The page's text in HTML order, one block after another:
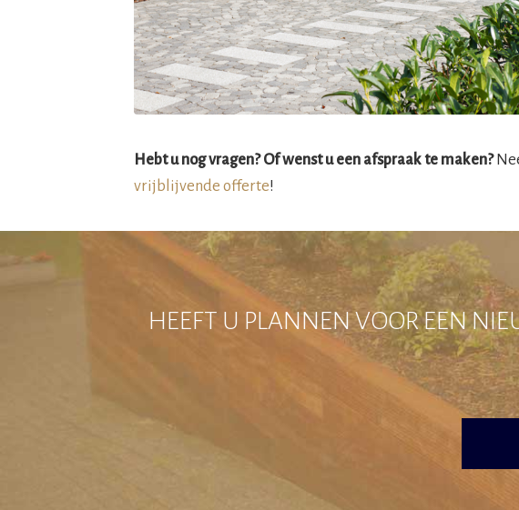
Hebt u nog vragen? Of wenst u een afspraak te maken?
vrijblijvende offerte!
HEEFT U PLANNEN VOOR EEN